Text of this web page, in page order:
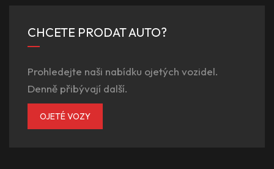
CHCETE PRODAT AUTO?
Prohledejte naši nabídku ojetých vozidel.
Denně přibývají další.
OJETÉ VOZY